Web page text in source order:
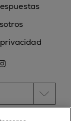
instagram